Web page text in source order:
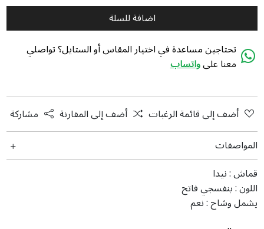
اضافة للسلة
تحتاجين مساعدة في اختيار المقاس أو الستايل؟ تواصلي
معنا علىواتساب
أضف إلى قائمة الرغبات أضف إلى المقارنة
مشاركة
المواصفات
قماش :نیدا
اللون :بنفسجي فاتح
يشمل وشاح :نعم